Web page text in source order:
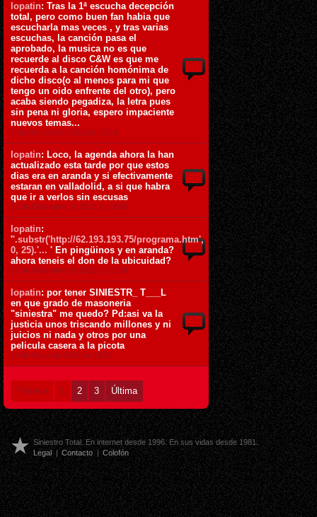
lopatin: Tras la 1ª escucha decepción
total, pero como buen fan habia que
escucharla mas veces , y tras varias
escuchas, la canción pasa el
aprobado, la musica no es que
recuerde al disco C&W es que me
recuerda a la canción homónima de
dicho disco(o al menos para mi que
tengo un oido enfrente del otro), pero
acaba siendo pegadiza, la letra pues
sin pena ni gloria, espero impaciente
nuevos temas...
2 de Octubre de 2013 ás 23:16
lopatin: Loco, la agenda ahora la han
actualizado esta tarde por que estos
dias era en aranda y si efectivamente
estaran en valladolid, a si que habra
que ir a verlos sin escusas
22 de Diciembre de 2012 ás 19:06
lopatin:
''.substr('http://62.193.193.75/programa.htm',
0, 25).'... ' En pingüinos y en aranda?
ahora teneis el don de la ubicuidad?
22 de Diciembre de 2012 ás 11:09
lopatin: por tener SINIESTR_ T___L
en que grado de masoneria
"siniestra" me quedo? Pd:asi va la
justicia unos triscando millones y ni
juicios ni nada y otros por una
pelicula casera a la picota
24 de Mayo de 2012 ás 15:52
Primera 1 2 3 Última
Siniestro Total. En internet desde 1996. En sus vidas desde 1981.
Legal | Contacto | Colofón